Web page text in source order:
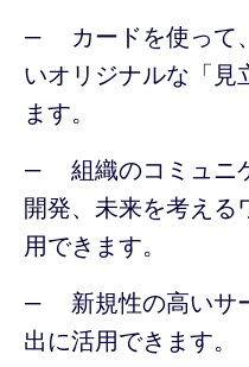
カードを使って
いオリジナルな「見
ます。
組織のコミュニ
開発、未来を考える
用できます。
新規性の高いサ
出に活用できます。